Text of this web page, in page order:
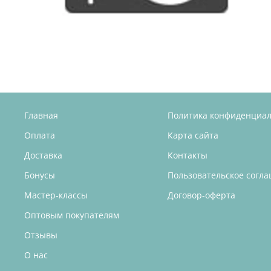
Главная
Оплата
Доставка
Бонусы
Мастер-классы
Оптовым покупателям
Отзывы
О нас
Политика
Карта сайта
Контакты
Пользовательское
Договор-оферта